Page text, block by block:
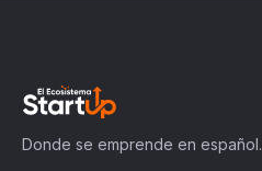
Donde se emprende en español.